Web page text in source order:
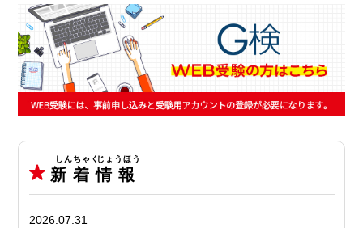
新 着情 報
2026.07.31